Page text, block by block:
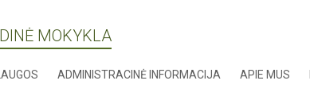
MOKYKLA
ADMINISTRACINĖ INFORMACIJA APIE MUS